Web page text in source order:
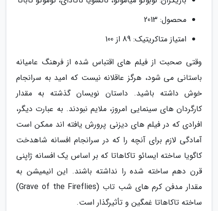
محصول: 2013
امتیاز متاکریتیک: 89 از 100
وقتی صحبت از فیلم های اقتباس شده از فرهنگ عامیانه
باستانی می شود، هرگز عاقلانه نیست که امید به سرانجام
خوش داشته باشید. داستان نویسان گذشته به مقدار
کارگردان های سینمایی امروز، ملایم نبودند. به عبارت دیگر،
افرادی که در فیلم های دیزنی پرورش یافته اند ممکن است
آمادگی لازم برای آنچه را که در سرانجام افسانه شاهدخت
کاگویا ساخته ایسائو تاکاهاتا که بر اساس یک افسانه ژاپنی
قرن دهم ساخته شده را نداشته باشند. این انیمیشن به
مقدار مدفن کرم های شب تاب (Grave of the Fireflies)
ساخته تاکاهاتا غمگین و تأثیرگذار است.